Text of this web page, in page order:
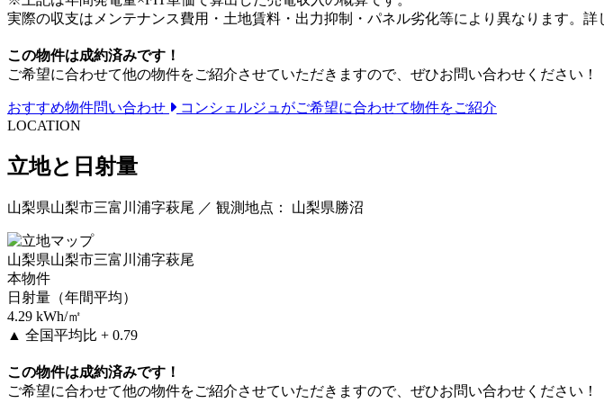
実際の収支はメンテナンス費用・土地賃料・出力抑制・パネル劣化等により異なります。詳
この物件は成約済みです！
ご希望に合わせて他の物件をご紹介させていただきますので、ぜひお問い合わせください！
おすすめ物件問い合わせ
コンシェルジュがご希望に合わせて物件をご紹介
LOCATION
立地と日射量
山梨県山梨市三富川浦字萩尾 ／ 観測地点： 山梨県勝沼
山梨県山梨市三富川浦字萩尾
本物件
日射量（年間平均）
4.29 kWh/㎡
▲ 全国平均比 + 0.79
この物件は成約済みです！
ご希望に合わせて他の物件をご紹介させていただきますので、ぜひお問い合わせください！